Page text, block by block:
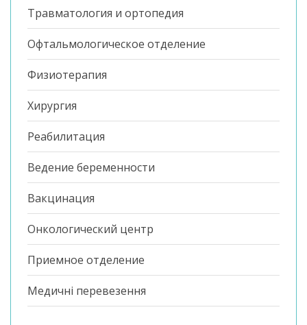
Травматология и ортопедия
Офтальмологическое отделение
Физиотерапия
Хирургия
Реабилитация
Ведение беременности
Вакцинация
Онкологический центр
Приемное отделение
Медичні перевезення